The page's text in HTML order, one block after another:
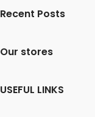
Recent Posts
Our stores
USEFUL LINKS